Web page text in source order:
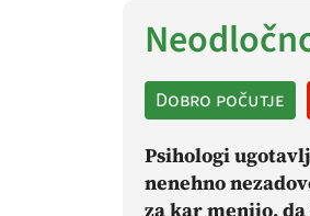
Dobro počutje
Psihologi
nenehno
za kar menijo,